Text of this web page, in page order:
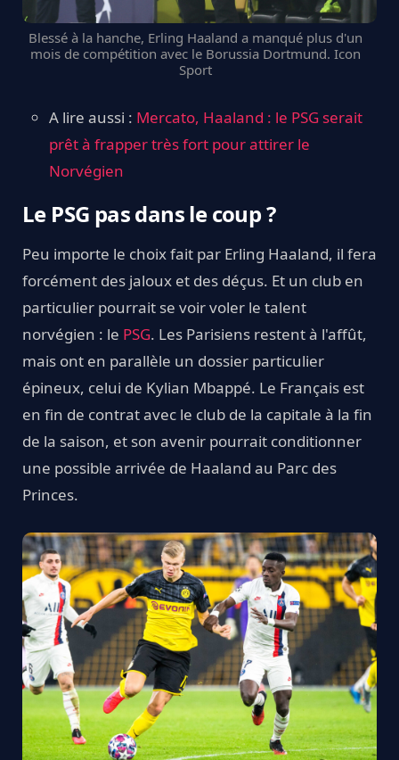
Blessé à la hanche, Erling Haaland a manqué plus d'un
mois de compétition avec le Borussia Dortmund. Icon
Sport
A lire aussi : Mercato, Haaland : le PSG serait
prêt à frapper très fort pour attirer le
Norvégien
Le PSG pas dans le coup ?
Peu importe le choix fait par Erling Haaland, il fera
forcément des jaloux et des déçus. Et un club en
particulier pourrait se voir voler le talent
norvégien : le PSG. Les Parisiens restent à l'affût,
mais ont en parallèle un dossier particulier
épineux, celui de Kylian Mbappé. Le Français est
en fin de contrat avec le club de la capitale à la fin
de la saison, et son avenir pourrait conditionner
une possible arrivée de Haaland au Parc des
Princes.